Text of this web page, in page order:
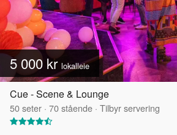
5 000 krlokalleie
Cue - Scene & Lounge
50seter · 70stående · Tilbyr servering